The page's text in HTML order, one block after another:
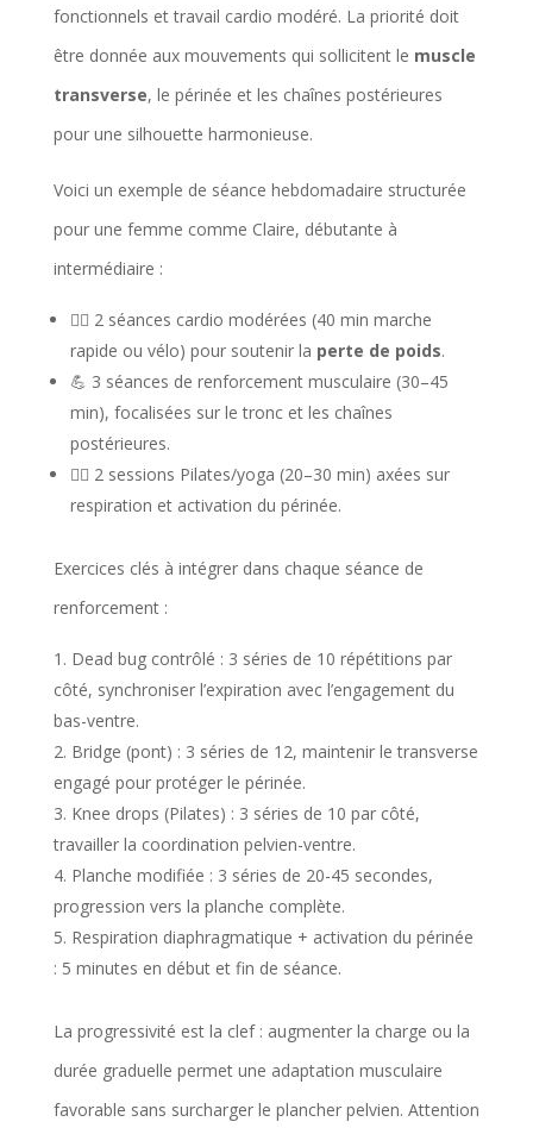
fonctionnels et travail cardio modéré. La priorité doit
être donnée aux mouvements qui sollicitent le muscle
transverse, le périnée et les chaînes postérieures
pour une silhouette harmonieuse.
Voici un exemple de séance hebdomadaire structurée
pour une femme comme Claire, débutante à
intermédiaire :
🏃‍♀️ 2 séances cardio modérées (40 min marche
rapide ou vélo) pour soutenir la perte de poids.
💪 3 séances de renforcement musculaire (30–45
min), focalisées sur le tronc et les chaînes
postérieures.
🧘‍♀️ 2 sessions Pilates/yoga (20–30 min) axées sur
respiration et activation du périnée.
Exercices clés à intégrer dans chaque séance de
renforcement :
Dead bug contrôlé : 3 séries de 10 répétitions par
côté, synchroniser l’expiration avec l’engagement du
bas-ventre.
Bridge (pont) : 3 séries de 12, maintenir le transverse
engagé pour protéger le périnée.
Knee drops (Pilates) : 3 séries de 10 par côté,
travailler la coordination pelvien-ventre.
Planche modifiée : 3 séries de 20-45 secondes,
progression vers la planche complète.
Respiration diaphragmatique + activation du périnée
: 5 minutes en début et fin de séance.
La progressivité est la clef : augmenter la charge ou la
durée graduelle permet une adaptation musculaire
favorable sans surcharger le plancher pelvien. Attention